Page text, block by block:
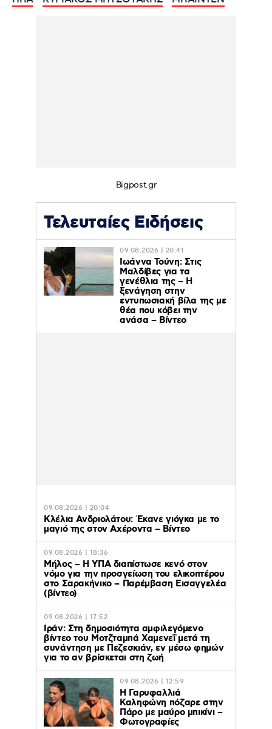
Bigpost.gr
Τελευταίες Ειδήσεις
09.08.2026 | 20:41
Ιωάννα Τούνη: Στις
Μαλδίβες για τα
γενέθλια της – H
ξενάγηση στην
εντυπωσιακή βίλα της με
θέα που κόβει την
ανάσα – Βίντεο
09.08.2026 | 20:04
Κλέλια Ανδριολάτου: Έκανε γιόγκα με το
μαγιό της στον Αχέροντα – Βίντεο
09.08.2026 | 18:36
Μήλος – Η ΥΠΑ διαπίστωσε κενό στον
νόμο για την προσγείωση του ελικοπτέρου
στο Σαρακήνικο – Παρέμβαση Εισαγγελέα
(βίντεο)
09.08.2026 | 17:52
Ιράν: Στη δημοσιότητα αμφιλεγόμενο
βίντεο του Μοτζταμπά Χαμενεΐ μετά τη
συνάντηση με Πεζεσκιάν, εν μέσω φημών
για το αν βρίσκεται στη ζωή
09.08.2026 | 12:59
Η Γαρυφαλλιά
Καληφώνη πόζαρε στην
Πάρο με μαύρο μπικίνι –
Φωτογραφίες